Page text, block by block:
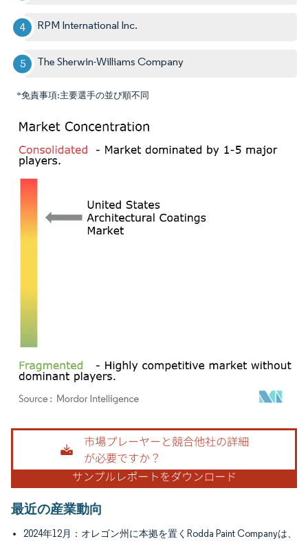
RPM International Inc.
The Sherwin-Williams Company
*免責事項:主要選手の並び順不同
画像 © Mordor Intelligence。再利用にはCC BY 4.0の表示が必要です。
最近の産業動向
2024年12月：オレゴン州に本拠を置くRodda Paint Companyは、